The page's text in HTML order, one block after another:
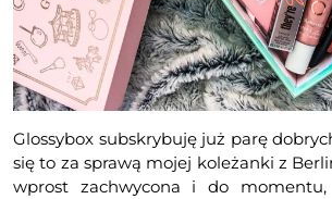
Glossybox subskrybuję już parę
się to za sprawą mojej koleżanki z
wprost zachwycona i do